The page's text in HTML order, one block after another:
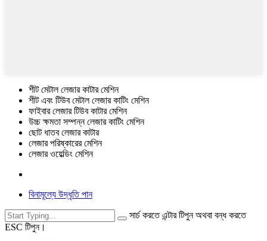
শীট মেটাল লেজার কাটার মেশিন
শীট এবং টিউব মেটাল লেজার কাটিং মেশিন
ফাইবার লেজার টিউব কাটার মেশিন
উচ্চ ক্ষমতা সম্পন্ন লেজার কাটিং মেশিন
ছোট ধাতব লেজার কাটার
লেজার পরিষ্কারের মেশিন
লেজার ওয়েল্ডিং মেশিন
বিনামূল্যে উদ্ধৃতি পান
সার্চ করতে এন্টার টিপুন অথবা বন্ধ করতে
ESC টিপুন।